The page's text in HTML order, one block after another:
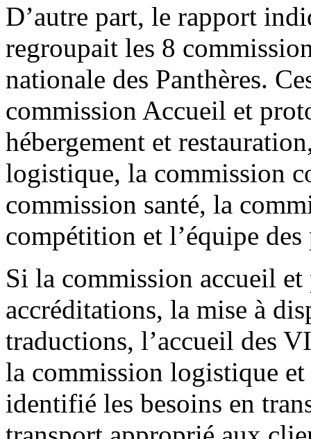
D’autre part, le rapport
regroupait les 8
nationale des Panthères.
commission Accueil et
hébergement et
logistique, la commission
commission santé, la
compétition et l’équipe des
Si la commission accueil
accréditations, la mise à
traductions, l’accueil des
la commission logistique
identifié les besoins en